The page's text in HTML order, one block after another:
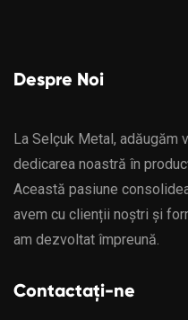
Despre Noi
La Selçuk Metal, adăugăm
dedicarea noastră în
Această pasiune
avem cu clienții noștri și
am dezvoltat împreună.
Contactați-ne